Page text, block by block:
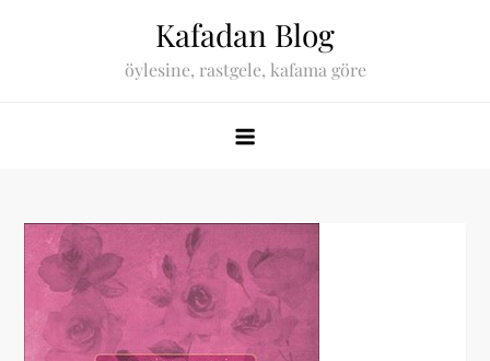
Kafadan Blog
öylesine, rastgele, kafama göre